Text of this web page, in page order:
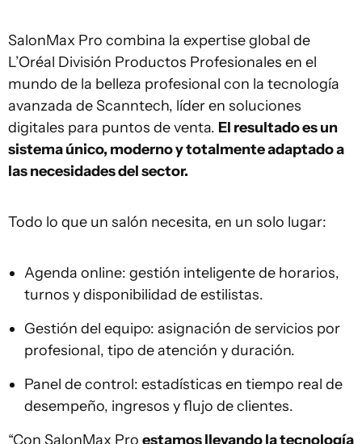
SalonMax Pro combina la expertise global de
L’Oréal División Productos Profesionales en el
mundo de la belleza profesional con la tecnología
avanzada de Scanntech, líder en soluciones
digitales para puntos de venta. El resultado es un
sistema único, moderno y totalmente adaptado a
las necesidades del sector.
Todo lo que un salón necesita, en un solo lugar:
Agenda online: gestión inteligente de horarios,
turnos y disponibilidad de estilistas.
Gestión del equipo: asignación de servicios por
profesional, tipo de atención y duración.
Panel de control: estadísticas en tiempo real de
desempeño, ingresos y flujo de clientes.
“Con SalonMax Pro estamos llevando la tecnología